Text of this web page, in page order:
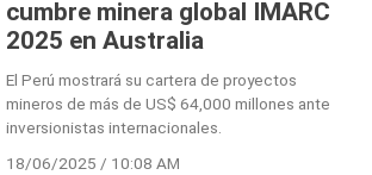
cumbre minera global IMARC
2025 en Australia
El Perú mostrará su cartera de proyectos
mineros de más de US$ 64,000 millones ante
inversionistas internacionales.
18/06/2025 / 10:08 AM